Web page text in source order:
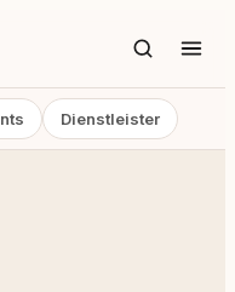
Dienstleister